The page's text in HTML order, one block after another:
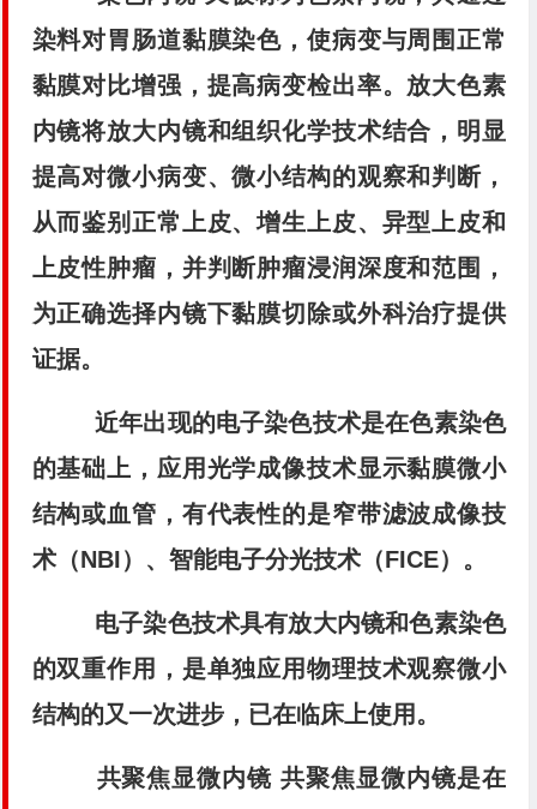
染料对胃肠道黏膜染色，使病变与周围正常
黏膜对比增强，提高病变检出率。放大色素
内镜将放大内镜和组织化学技术结合，明显
提高对微小病变、微小结构的观察和判断，
从而鉴别正常上皮、增生上皮、异型上皮和
上皮性肿瘤，并判断肿瘤浸润深度和范围，
为正确选择内镜下黏膜切除或外科治疗提供
证据。
近年出现的电子染色技术是在色素染色
的基础上，应用光学成像技术显示黏膜微小
结构或血管，有代表性的是窄带滤波成像技
术（NBI）、智能电子分光技术（FICE）。
电子染色技术具有放大内镜和色素染色
的双重作用，是单独应用物理技术观察微小
结构的又一次进步，已在临床上使用。
共聚焦显微内镜 共聚焦显微内镜是在